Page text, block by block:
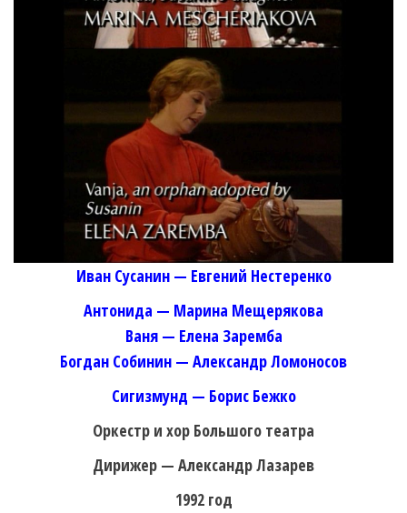
Иван Сусанин — Евгений Нестеренко
Антонида — Марина Мещерякова
Ваня — Елена Заремба
Богдан Собинин — Александр Ломоносов
Сигизмунд — Борис Бежко
Оркестр и хор Большого театра
Дирижер — Александр Лазарев
1992 год